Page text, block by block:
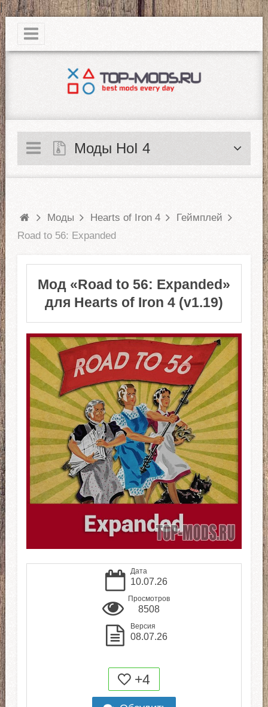
|
Моды HoI 4
Моды Hearts of Iron 4
Геймплей
Road to 56: Expanded
Мод «Road to 56: Expanded»
для Hearts of Iron 4 (v1.19)
Дата
10.07.26
Просмотров
8508
Версия
08.07.26
+4